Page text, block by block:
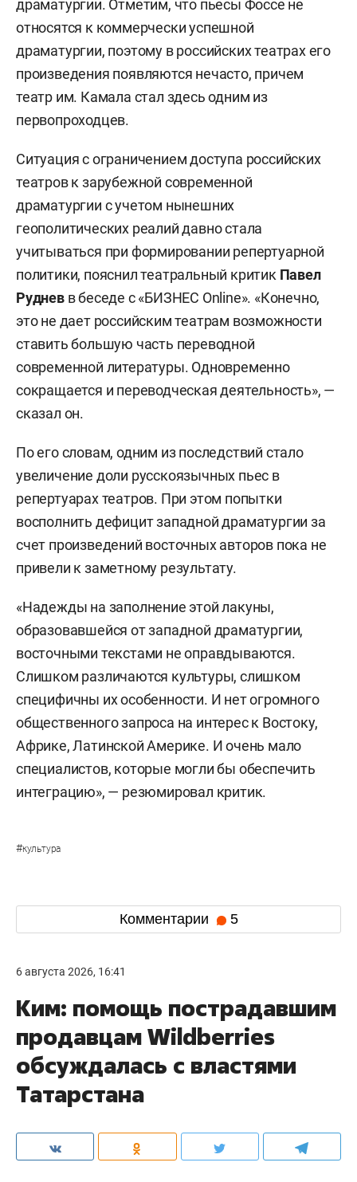
драматургии. Отметим, что пьесы Фоссе не
относятся к коммерчески успешной
драматургии, поэтому в российских театрах его
произведения появляются нечасто, причем
театр им. Камала стал здесь одним из
первопроходцев.
Ситуация с ограничением доступа российских
театров к зарубежной современной
драматургии с учетом нынешних
геополитических реалий давно стала
учитываться при формировании репертуарной
политики, пояснил театральный критик Павел
Руднев в беседе с «БИЗНЕС Online». «Конечно,
это не дает российским театрам возможности
ставить большую часть переводной
современной литературы. Одновременно
сокращается и переводческая деятельность», —
сказал он.
По его словам, одним из последствий стало
увеличение доли русскоязычных пьес в
репертуарах театров. При этом попытки
восполнить дефицит западной драматургии за
счет произведений восточных авторов пока не
привели к заметному результату.
«Надежды на заполнение этой лакуны,
образовавшейся от западной драматургии,
восточными текстами не оправдываются.
Слишком различаются культуры, слишком
специфичны их особенности. И нет огромного
общественного запроса на интерес к Востоку,
Африке, Латинской Америке. И очень мало
специалистов, которые могли бы обеспечить
интеграцию», — резюмировал критик.
#культура
Комментарии 5
6 августа 2026, 16:41
Ким: помощь пострадавшим
продавцам Wildberries
обсуждалась с властями
Татарстана